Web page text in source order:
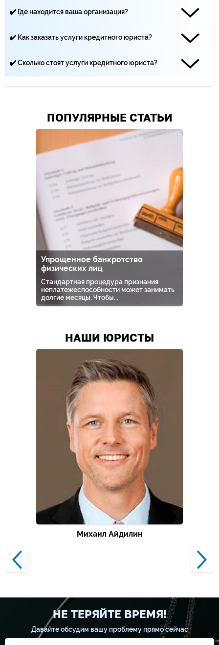
✔️ Где находится ваша организация?
Москва, Климентовский переулок, 10 строение 2
✔️ Как заказать услуги кредитного юриста?
495-19-40, по почте - yurist-msk.rf@yandex.ru, а также с
✔️ Сколько стоят услуги кредитного юриста?
ПОПУЛЯРНЫЕ СТАТЬИ
Упрощенное банкротство
физических лиц
Стандартная процедура признания
неплатежеспособности может занимать
долгие месяцы. Чтобы...
НАШИ ЮРИСТЫ
Михаил Айдилин
НЕ ТЕРЯЙТЕ ВРЕМЯ!
Давайте обсудим вашу проблему прямо сейчас